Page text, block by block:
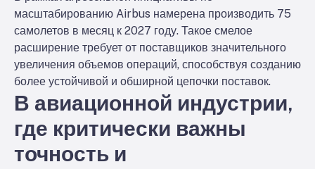
масштабированию Airbus намерена производить 75
самолетов в месяц к 2027 году. Такое смелое
расширение требует от поставщиков значительного
увеличения объемов операций, способствуя созданию
более устойчивой и обширной цепочки поставок.
В авиационной индустрии,
где критически важны
точность и